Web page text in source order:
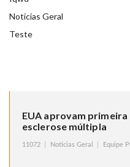
Noticias Geral
Teste
EUA aprovam
esclerose múltipla
11072 Noticias Geral Equipe